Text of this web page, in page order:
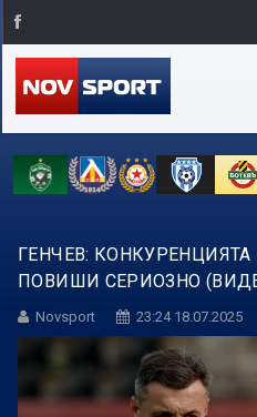
ГЕНЧЕВ:
ПОВИШИ СЕРИОЗНО
Novsport 23:24 18.07.2025